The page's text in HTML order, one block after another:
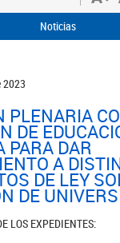
Noticias
2023
PLENARIA
DE
PARA DAR
A
DE LEY
DE
LOS EXPEDIENTES: